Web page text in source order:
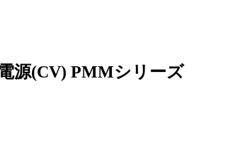
源(CV) PMMシリーズ